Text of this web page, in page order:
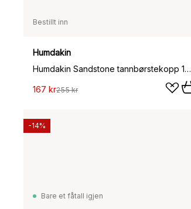
Bestillt inn
Humdakin
Humdakin Sandstone tannbørstekopp 10 cm, Natural
167 kr255 kr
Bare et fåtall igjen
-14%